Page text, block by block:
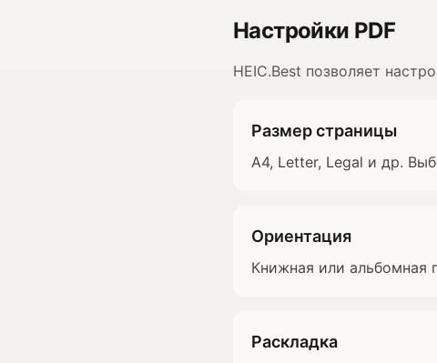
Настройки PDF
HEIC.Best позволяет
Размер страницы
A4, Letter, Legal и др.
Ориентация
Книжная или альбомная
Раскладка